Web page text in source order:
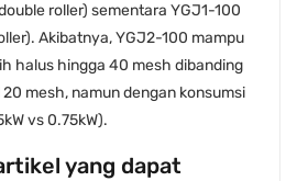
roller) sementara YGJ1-100
Akibatnya, YGJ2-100 mampu
halus hingga 40 mesh dibanding
mesh, namun dengan konsumsi
vs 0.75kW).
yang dapat